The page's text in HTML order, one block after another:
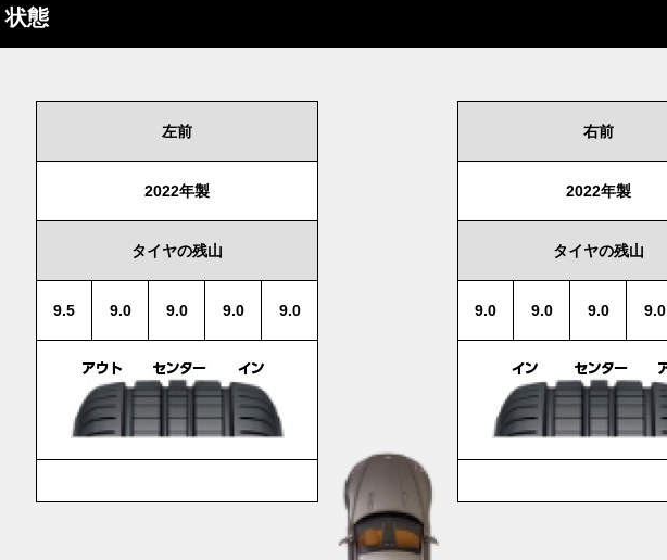
状態
左前
2022年製
タイヤの残山
9.5 9.0 9.0 9.0 9.0
右前
2022年製
タイヤの残山
9.0 9.0 9.0 9.0